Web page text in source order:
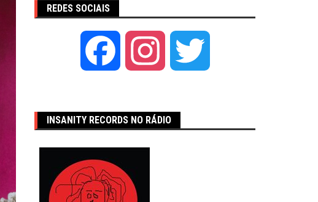
REDES SOCIAIS
Facebook Instagram
INSANITY RECORDS NO RÁDIO